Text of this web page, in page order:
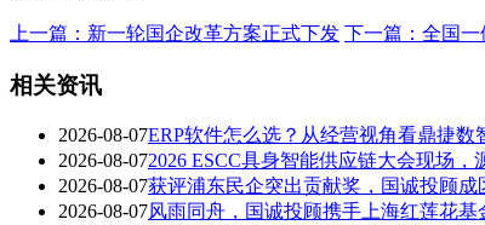
上一篇：新一轮国企改革方案正式下发 下一篇：全国
相关资讯
2026-08-07ERP软件怎么选？从经营视角看鼎捷
2026-08-072026 ESCC具身智能供应链大会现场
2026-08-07获评浦东民企突出贡献奖，国诚投顾成
2026-08-07风雨同舟，国诚投顾携手上海红莲花